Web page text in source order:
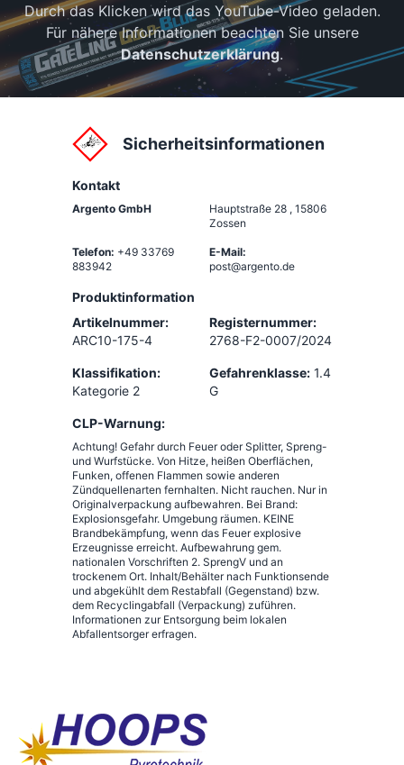
Durch das Klicken wird das YouTube-Video geladen.
Für nähere Informationen beachten Sie unsere
Datenschutzerklärung.
Sicherheitsinformationen
Kontakt
Argento GmbH Hauptstraße 28 , 15806
Zossen
Telefon: +49 33769
883942
E-Mail:
post@argento.de
Produktinformation
Artikelnummer:
ARC10-175-4
Registernummer:
2768-F2-0007/2024
Klassifikation:
Kategorie 2
Gefahrenklasse: 1.4
G
CLP-Warnung:
Achtung! Gefahr durch Feuer oder Splitter, Spreng-
und Wurfstücke. Von Hitze, heißen Oberflächen,
Funken, offenen Flammen sowie anderen
Zündquellenarten fernhalten. Nicht rauchen. Nur in
Originalverpackung aufbewahren. Bei Brand:
Explosionsgefahr. Umgebung räumen. KEINE
Brandbekämpfung, wenn das Feuer explosive
Erzeugnisse erreicht. Aufbewahrung gem.
nationalen Vorschriften 2. SprengV und an
trockenem Ort. Inhalt/Behälter nach Funktionsende
und abgekühlt dem Restabfall (Gegenstand) bzw.
dem Recyclingabfall (Verpackung) zuführen.
Informationen zur Entsorgung beim lokalen
Abfallentsorger erfragen.